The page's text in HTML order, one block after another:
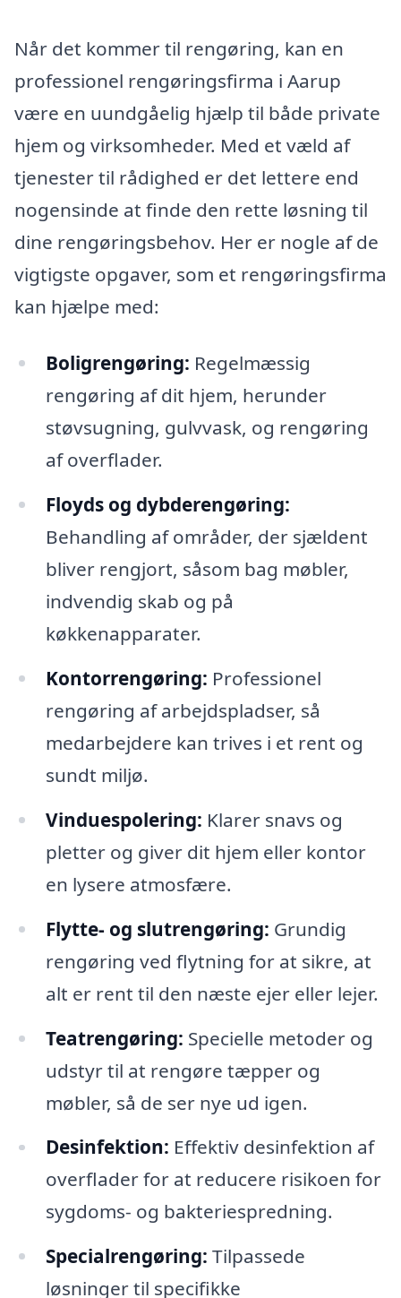
Når det kommer til rengøring, kan en
professionel rengøringsfirma i Aarup
være en uundgåelig hjælp til både private
hjem og virksomheder. Med et væld af
tjenester til rådighed er det lettere end
nogensinde at finde den rette løsning til
dine rengøringsbehov. Her er nogle af de
vigtigste opgaver, som et rengøringsfirma
kan hjælpe med:
Boligrengøring: Regelmæssig
rengøring af dit hjem, herunder
støvsugning, gulvvask, og rengøring
af overflader.
Floyds og dybderengøring:
Behandling af områder, der sjældent
bliver rengjort, såsom bag møbler,
indvendig skab og på
køkkenapparater.
Kontorrengøring: Professionel
rengøring af arbejdspladser, så
medarbejdere kan trives i et rent og
sundt miljø.
Vinduespolering: Klarer snavs og
pletter og giver dit hjem eller kontor
en lysere atmosfære.
Flytte- og slutrengøring: Grundig
rengøring ved flytning for at sikre, at
alt er rent til den næste ejer eller lejer.
Teatrengøring: Specielle metoder og
udstyr til at rengøre tæpper og
møbler, så de ser nye ud igen.
Desinfektion: Effektiv desinfektion af
overflader for at reducere risikoen for
sygdoms- og bakteriespredning.
Specialrengøring: Tilpassede
løsninger til specifikke